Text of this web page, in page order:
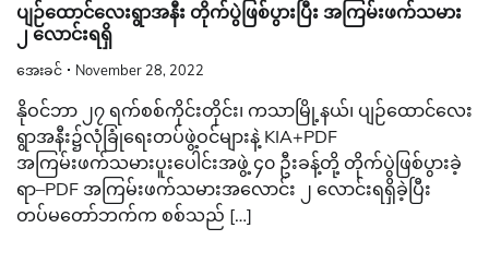
ပျဉ်ထောင်လေးရွာအနီး တိုက်ပွဲဖြစ်ပွားပြီး အကြမ်းဖက်သမား
၂ လောင်းရရှိ
အေးခင် November 28, 2022
နိုဝင်ဘာ ၂၇ ရက်စစ်ကိုင်းတိုင်း၊ ကသာမြို့နယ်၊ ပျဉ်ထောင်လေး
ရွာအနီး၌လုံခြုံရေးတပ်ဖွဲ့ဝင်များနဲ့ KIA+PDF
အကြမ်းဖက်သမားပူးပေါင်းအဖွဲ့ ၄၀ ဦးခန့်တို့ တိုက်ပွဲဖြစ်ပွားခဲ့
ရာ–PDF အကြမ်းဖက်သမားအလောင်း ၂ လောင်းရရှိခဲ့ပြီး
တပ်မတော်ဘက်က စစ်သည် […]